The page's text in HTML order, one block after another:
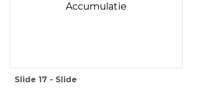
Accumulatie
Slide 17 - Slide